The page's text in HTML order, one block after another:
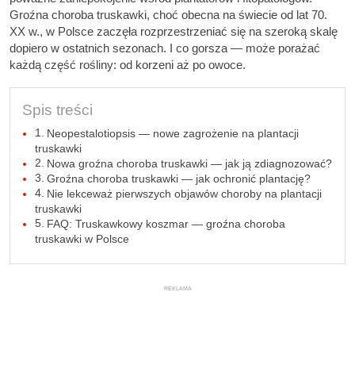
Groźna choroba truskawki, choć obecna na świecie od lat 70.
XX w., w Polsce zaczęła rozprzestrzeniać się na szeroką skalę
dopiero w ostatnich sezonach. I co gorsza — może porażać
każdą część rośliny: od korzeni aż po owoce.
Spis treści
Neopestalotiopsis — nowe zagrożenie na plantacji
truskawki
Nowa groźna choroba truskawki — jak ją zdiagnozować?
Groźna choroba truskawki — jak ochronić plantację?
Nie lekceważ pierwszych objawów choroby na plantacji
truskawki
FAQ: Truskawkowy koszmar — groźna choroba
truskawki w Polsce
REKLAMA